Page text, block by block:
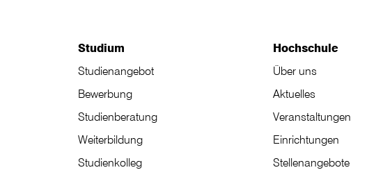
Studium
Studienangebot
Bewerbung
Studienberatung
Weiterbildung
Studienkolleg
Hochschule
Über uns
Aktuelles
Veranstaltungen
Einrichtungen
Stellenangebote